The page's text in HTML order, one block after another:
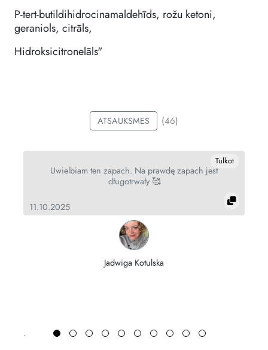
P-tert-butildihidrocinamaldehīds, rožu ketoni,
geraniols, citrāls,
Hidroksicitronelāls"
ATSAUKSMES (46)
Tulkot
Uwielbiam ten zapach. Na prawdę zapach jest
długotrwały 🥰
11.10.2025
Jadwiga Kotulska